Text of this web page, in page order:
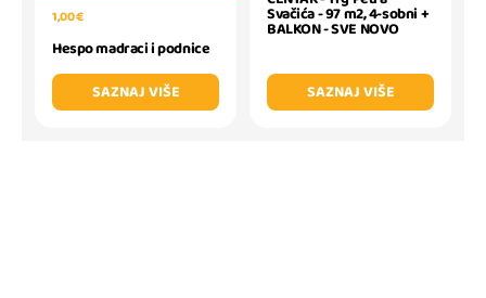
1,00 €
Hespo madraci i podnice
SAZNAJ VIŠE
Svačića - 97 m2, 4-sobni +
BALKON - SVE NOVO
SAZNAJ VIŠE